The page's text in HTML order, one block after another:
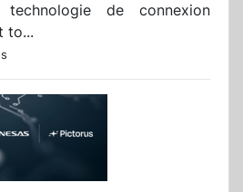
de connexion
to...